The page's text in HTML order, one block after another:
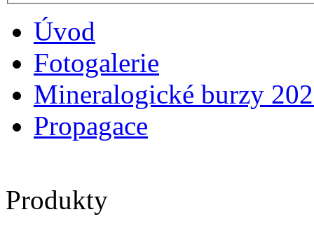
Úvod
Fotogalerie
Mineralogické burzy
Propagace
Produkty